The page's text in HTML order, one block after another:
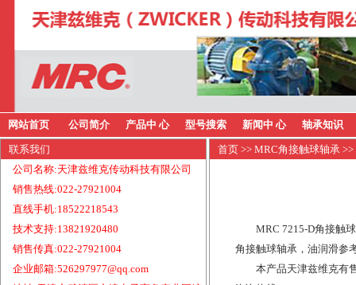
网站首页 公司简介 产品中 心 型号搜索 新闻中 心 轴承知识
联系我们
公司名称:天津兹维克传动科技有限公司
销售热线:022-27921004
直线手机:18522218543
技术支持:13821920480
销售传真:022-27921004
企业邮箱:526297977@qq.com
首页 >> MRC角接触球轴承
MRC 7215-D角接触
角接触球轴承，油润滑参
本产品天津兹维克有